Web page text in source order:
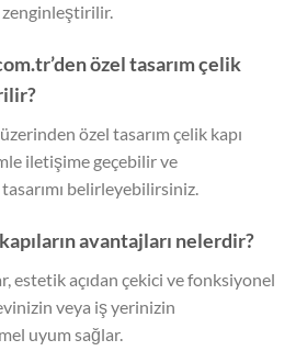
özel tasarım çelik
özel tasarım çelik kapı
iletişime geçebilir ve
belirleyebilirsiniz.
avantajları nelerdir?
estetik açıdan çekici ve fonksiyonel
veya iş yerinizin
uyum sağlar.